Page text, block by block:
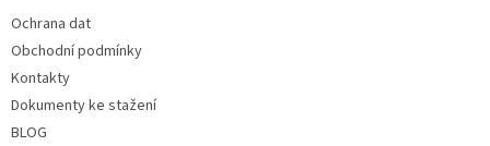
Ochrana dat
Obchodní podmínky
Kontakty
Dokumenty ke stažení
BLOG